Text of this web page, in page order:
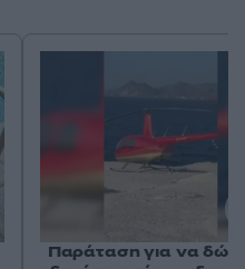
Παράταση για να